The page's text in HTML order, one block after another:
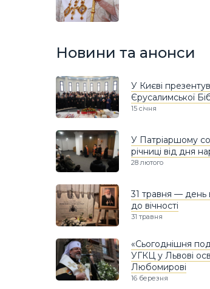
Новини та анонси
У Києві
Єрусалимської
15 січня
У Патріаршому
річниці від дня
28 лютого
31 травня —
до вічності
31 травня
«Сьогоднішня
УГКЦ у Львові
Любомирові
16 березня